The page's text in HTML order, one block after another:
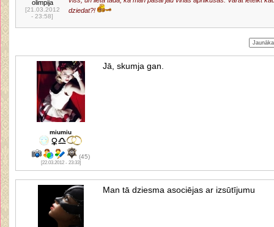
olimpija
[21.03.2012
- 23:58]
dziedat?!
miumiu
(45)
[22.03.2012 - 23:33]
Jā, skumja gan.
Man tā dziesma asociējas ar izsūtījumu